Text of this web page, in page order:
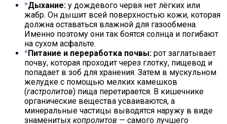
Дыхание: у дождевого червя нет лёгких или
жабр. Он дышит всей поверхностью кожи, которая
должна оставаться влажной для газообмена.
Именно поэтому они так боятся солнца и погибают
на сухом асфальте.
Питание и переработка почвы: рот заглатывает
почву, которая проходит через глотку, пищевод и
попадает в зоб для хранения. Затем в мускульном
желудке с помощью мелких камешков
(гастролитов) пища перетирается. В кишечнике
органические вещества усваиваются, а
минеральные частицы выводятся наружу в виде
знаменитых копролитов — самого лучшего